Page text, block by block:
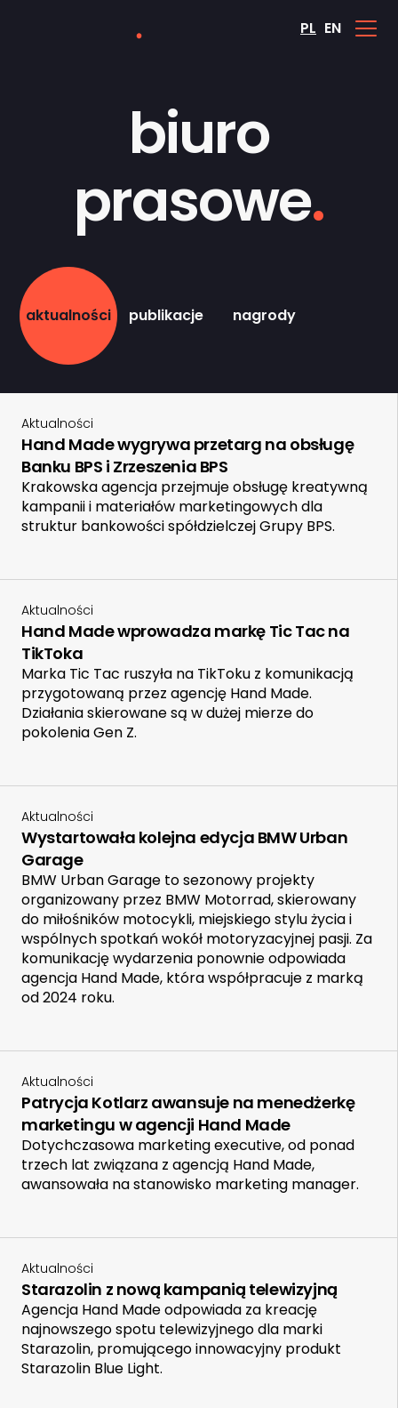
PL EN
biuro
prasowe.
aktualności publikacje nagrody
Aktualności
Hand Made wygrywa przetarg na obsługę
Banku BPS i Zrzeszenia BPS
Krakowska agencja przejmuje obsługę kreatywną
kampanii i materiałów marketingowych dla
struktur bankowości spółdzielczej Grupy BPS.
Aktualności
Hand Made wprowadza markę Tic Tac na
TikToka
Marka Tic Tac ruszyła na TikToku z komunikacją
przygotowaną przez agencję Hand Made.
Działania skierowane są w dużej mierze do
pokolenia Gen Z.
Aktualności
Wystartowała kolejna edycja BMW Urban
Garage
BMW Urban Garage to sezonowy projekty
organizowany przez BMW Motorrad, skierowany
do miłośników motocykli, miejskiego stylu życia i
wspólnych spotkań wokół motoryzacyjnej pasji. Za
komunikację wydarzenia ponownie odpowiada
agencja Hand Made, która współpracuje z marką
od 2024 roku.
Aktualności
Patrycja Kotlarz awansuje na menedżerkę
marketingu w agencji Hand Made
Dotychczasowa marketing executive, od ponad
trzech lat związana z agencją Hand Made,
awansowała na stanowisko marketing manager.
Aktualności
Starazolin z nową kampanią telewizyjną
Agencja Hand Made odpowiada za kreację
najnowszego spotu telewizyjnego dla marki
Starazolin, promującego innowacyjny produkt
Starazolin Blue Light.